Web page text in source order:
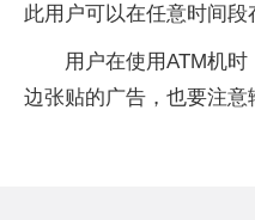
此用户可以在任意时间段
用户在使用ATM机
边张贴的广告，也要注意